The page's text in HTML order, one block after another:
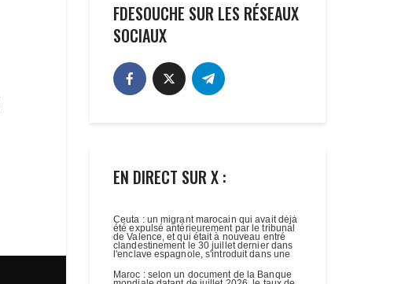
FDESOUCHE SUR LES RÉSEAUX
SOCIAUX
EN DIRECT SUR X :